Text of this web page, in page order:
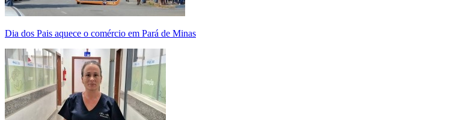
Dia dos Pais aquece o comércio em Pará de Minas